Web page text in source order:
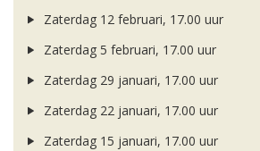
Zaterdag 12 februari, 17.00 uur
Zaterdag 5 februari, 17.00 uur
Zaterdag 29 januari, 17.00 uur
Zaterdag 22 januari, 17.00 uur
Zaterdag 15 januari, 17.00 uur